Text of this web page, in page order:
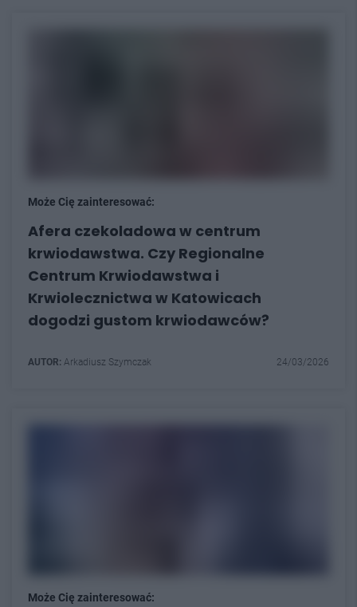
Może Cię zainteresować:
Afera czekoladowa w centrum
krwiodawstwa. Czy Regionalne
Centrum Krwiodawstwa i
Krwiolecznictwa w Katowicach
dogodzi gustom krwiodawców?
AUTOR: Arkadiusz Szymczak 24/03/2026
Może Cię zainteresować: